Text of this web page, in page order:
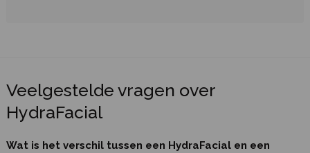
Veelgestelde vragen over
HydraFacial
Wat is het verschil tussen een HydraFacial en een